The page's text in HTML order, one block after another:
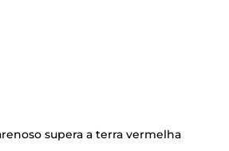
supera a terra vermelha